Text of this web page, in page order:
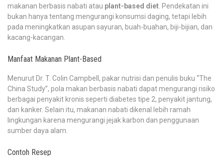
makanan berbasis nabati atau plant-based diet . Pendekatan ini
bukan hanya tentang mengurangi konsumsi daging, tetapi lebih
pada meningkatkan asupan sayuran, buah-buahan, biji-bijian, dan
kacang-kacangan.
Manfaat Makanan Plant-Based
Menurut Dr. T. Colin Campbell, pakar nutrisi dan penulis buku “The
China Study”, pola makan berbasis nabati dapat mengurangi risiko
berbagai penyakit kronis seperti diabetes tipe 2, penyakit jantung,
dan kanker. Selain itu, makanan nabati dikenal lebih ramah
lingkungan karena mengurangi jejak karbon dan penggunaan
sumber daya alam.
Contoh Resep